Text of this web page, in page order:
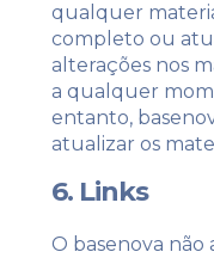
qualquer
completo ou
alterações nos
a qualquer
entanto,
atualizar os
6. Links
O basenova não